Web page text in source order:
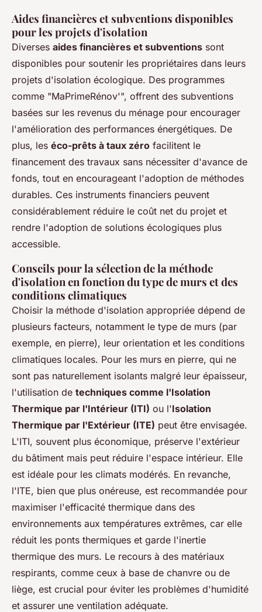
Aides financières et subventions disponibles
pour les projets d'isolation
Diverses aides financières et subventions sont
disponibles pour soutenir les propriétaires dans leurs
projets d'isolation écologique. Des programmes
comme "MaPrimeRénov'", offrent des subventions
basées sur les revenus du ménage pour encourager
l'amélioration des performances énergétiques. De
plus, les éco-prêts à taux zéro facilitent le
financement des travaux sans nécessiter d'avance de
fonds, tout en encourageant l'adoption de méthodes
durables. Ces instruments financiers peuvent
considérablement réduire le coût net du projet et
rendre l'adoption de solutions écologiques plus
accessible.
Conseils pour la sélection de la méthode
d'isolation en fonction du type de murs et des
conditions climatiques
Choisir la méthode d'isolation appropriée dépend de
plusieurs facteurs, notamment le type de murs (par
exemple, en pierre), leur orientation et les conditions
climatiques locales. Pour les murs en pierre, qui ne
sont pas naturellement isolants malgré leur épaisseur,
l'utilisation de techniques comme l'Isolation
Thermique par l'Intérieur (ITI) ou l'Isolation
Thermique par l'Extérieur (ITE) peut être envisagée.
L'ITI, souvent plus économique, préserve l'extérieur
du bâtiment mais peut réduire l'espace intérieur. Elle
est idéale pour les climats modérés. En revanche,
l'ITE, bien que plus onéreuse, est recommandée pour
maximiser l'efficacité thermique dans des
environnements aux températures extrêmes, car elle
réduit les ponts thermiques et garde l'inertie
thermique des murs. Le recours à des matériaux
respirants, comme ceux à base de chanvre ou de
liège, est crucial pour éviter les problèmes d'humidité
et assurer une ventilation adéquate.